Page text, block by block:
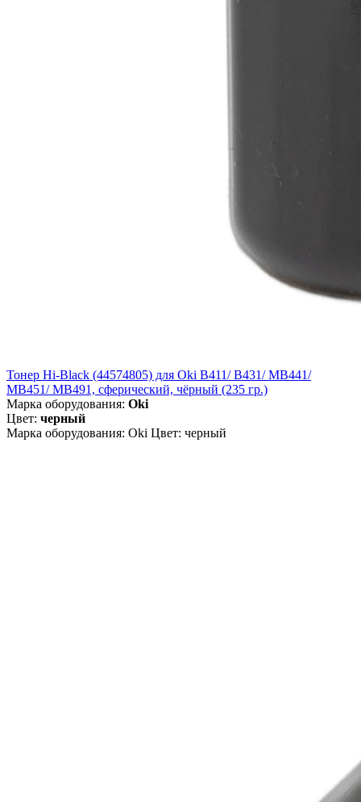
Тонер Hi-Black (44574805) для Oki B411/ B431/ MB441/
MB451/ MB491, сферический, чёрный (235 гр.)
Марка оборудования: Oki
Цвет: черный
Марка оборудования: Oki Цвет: черный